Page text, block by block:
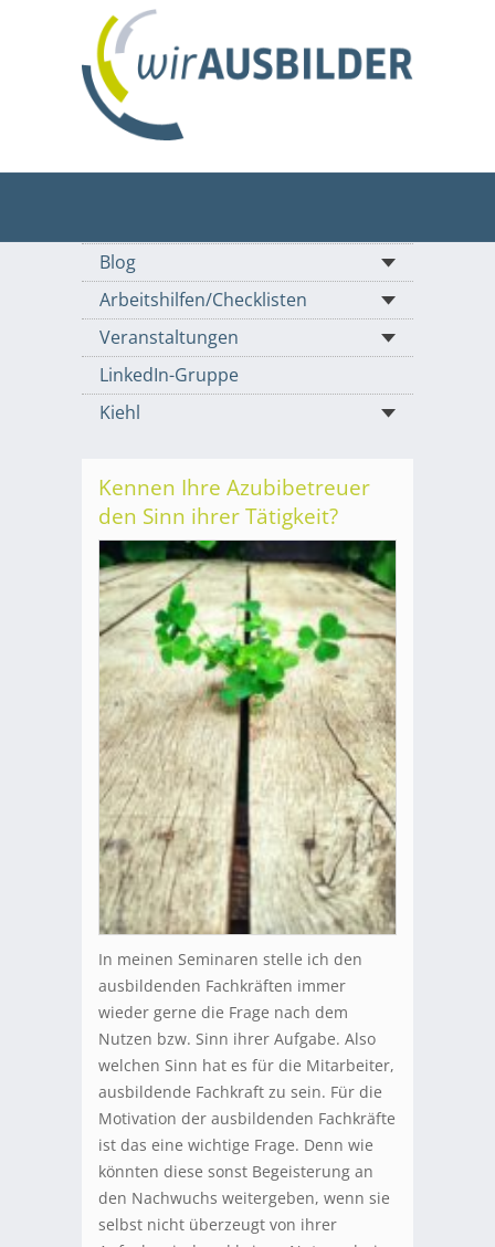
Blog
Arbeitshilfen/Checklisten
Veranstaltungen
LinkedIn-Gruppe
Kiehl
Kennen Ihre Azubibetreuer
den Sinn ihrer Tätigkeit?
In meinen Seminaren stelle ich den
ausbildenden Fachkräften immer
wieder gerne die Frage nach dem
Nutzen bzw. Sinn ihrer Aufgabe. Also
welchen Sinn hat es für die Mitarbeiter,
ausbildende Fachkraft zu sein. Für die
Motivation der ausbildenden Fachkräfte
ist das eine wichtige Frage. Denn wie
könnten diese sonst Begeisterung an
den Nachwuchs weitergeben, wenn sie
selbst nicht überzeugt von ihrer